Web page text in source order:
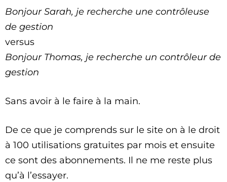
Bonjour Sarah, je recherche une contrôleuse
de gestion
versus
Bonjour Thomas, je recherche un contrôleur de
gestion
Sans avoir à le faire à la main.
De ce que je comprends sur le site on à le droit
à 100 utilisations gratuites par mois et ensuite
ce sont des abonnements. Il ne me reste plus
qu’à l’essayer.